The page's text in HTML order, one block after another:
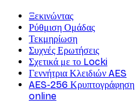
Ξεκινώντας
Ρύθμιση Ομάδας
Τεκμηρίωση
Συχνές Ερωτήσεις
Σχετικά με το Locki
Γεννήτρια Κλειδιών AES
AES-256 Κρυπτογράφηση
online